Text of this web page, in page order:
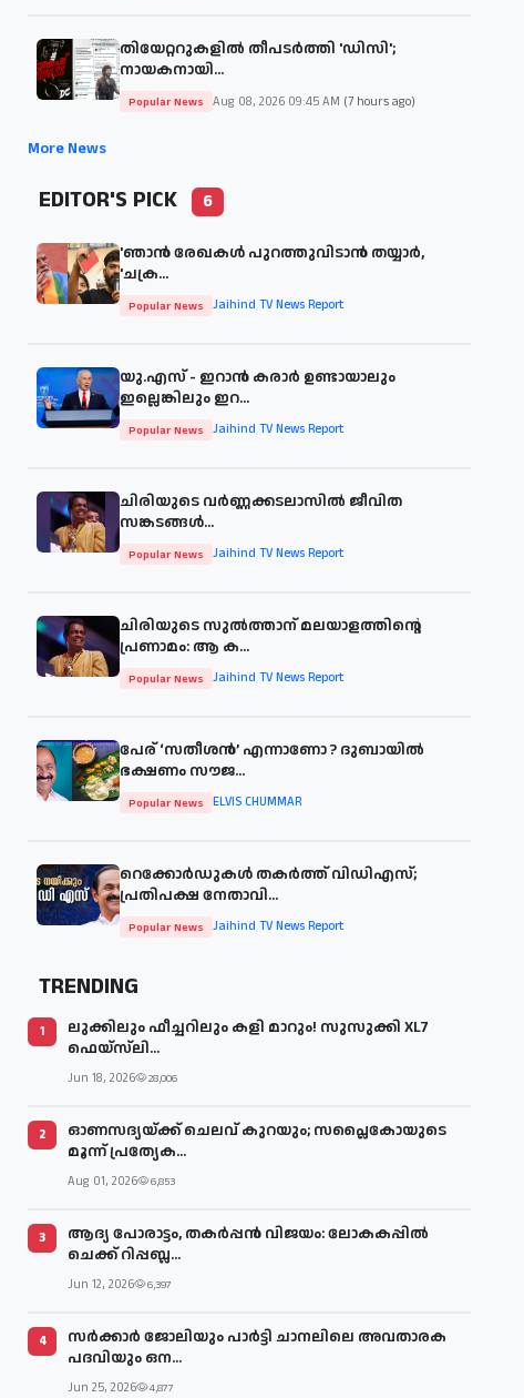
തിയേറ്ററുകളില്‍ തീപടര്‍ത്തി 'ഡിസി';
നായകനായി...
Popular News Aug 08, 2026 09:45 AM (7 hours ago)
More News
EDITOR'S PICK 6
'ഞാന്‍ രേഖകള്‍ പുറത്തുവിടാന്‍ തയ്യാര്‍,
'ചക്ര...
Popular News Jaihind TV News Report
യു.എസ് - ഇറാൻ കരാർ ഉണ്ടായാലും
ഇല്ലെങ്കിലും ഇറ...
Popular News Jaihind TV News Report
ചിരിയുടെ വര്‍ണ്ണക്കടലാസില്‍ ജീവിത
സങ്കടങ്ങള്‍...
Popular News Jaihind TV News Report
ചിരിയുടെ സുൽത്താന് മലയാളത്തിന്റെ
പ്രണാമം: ആ ക...
Popular News Jaihind TV News Report
പേര് ‘സതീശന്‍’ എന്നാണോ ? ദുബായില്‍
ഭക്ഷണം സൗജ...
Popular News ELVIS CHUMMAR
റെക്കോർഡുകൾ തകർത്ത് വിഡിഎസ്;
പ്രതിപക്ഷ നേതാവി...
Popular News Jaihind TV News Report
TRENDING
1
ലുക്കിലും ഫീച്ചറിലും കളി മാറും! സുസുക്കി XL7
ഫെയ്‌സ്‌ലി...
Jun 18, 2026 28,006
2
ഓണസദ്യയ്ക്ക് ചെലവ് കുറയും; സപ്ലൈകോയുടെ
മൂന്ന് പ്രത്യേക...
Aug 01, 2026 6,853
3
ആദ്യ പോരാട്ടം, തകർപ്പൻ വിജയം: ലോകകപ്പിൽ
ചെക്ക് റിപ്പബ്ല...
Jun 12, 2026 6,397
4
സര്‍ക്കാര്‍ ജോലിയും പാര്‍ട്ടി ചാനലിലെ അവതാരക
പദവിയും ഒന...
Jun 25, 2026 4,877